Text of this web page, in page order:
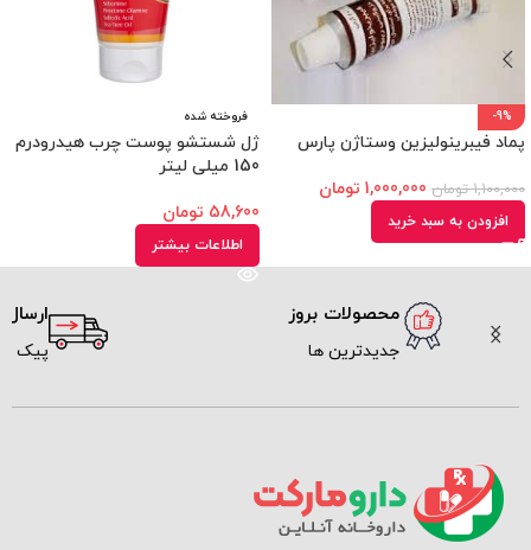
-9%
پماد فیبرینولیزین وستاژن پارس
1,100,000 تومان 1,000,000 تومان
افزودن به سبد خرید
فروخته شده
ژل شستشو پوست چرب هیدرودرم
150 میلی لیتر
58,600 تومان
اطلاعات بیشتر
محصولات بروز
جدیدترین ها
ارسال سریع
پیک و پست